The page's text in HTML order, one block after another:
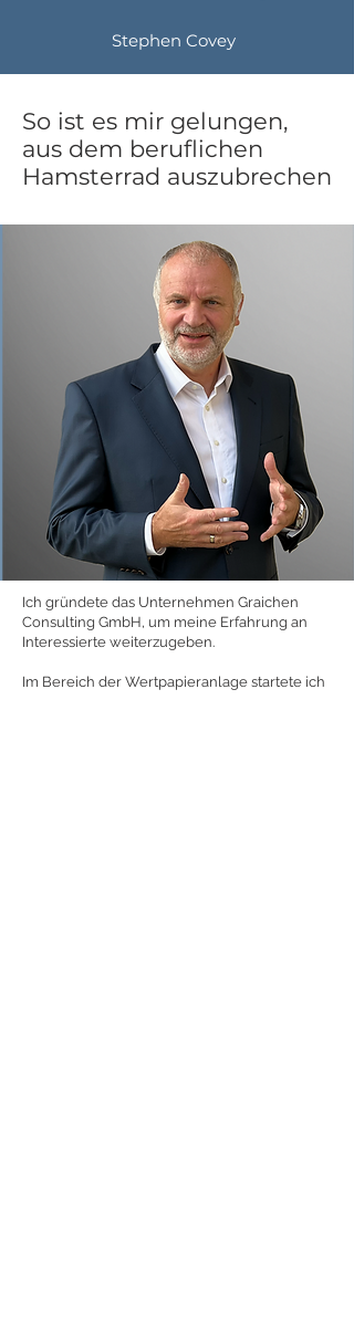
Stephen Covey
So ist es mir gelungen,
aus dem beruflichen
Hamsterrad auszubrechen
Ich gründete das Unternehmen Graichen
Consulting GmbH, um meine Erfahrung an
Interessierte weiterzugeben.
Im Bereich der Wertpapieranlage startete ich